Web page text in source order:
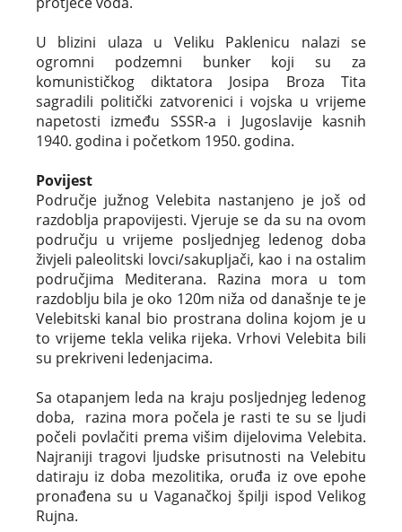
U blizini ulaza u Veliku Paklenicu nalazi se
ogromni podzemni bunker koji su za
komunističkog diktatora Josipa Broza Tita
sagradili politički zatvorenici i vojska u vrijeme
napetosti između SSSR-a i Jugoslavije kasnih
1940. godina i početkom 1950. godina.
Povijest
Područje južnog Velebita nastanjeno je još od
razdoblja prapovijesti. Vjeruje se da su na ovom
području u vrijeme posljednjeg ledenog doba
živjeli paleolitski lovci/sakupljači, kao i na ostalim
područjima Mediterana. Razina mora u tom
razdoblju bila je oko 120m niža od današnje te je
Velebitski kanal bio prostrana dolina kojom je u
to vrijeme tekla velika rijeka. Vrhovi Velebita bili
su prekriveni ledenjacima.
Sa otapanjem leda na kraju posljednjeg ledenog
doba, razina mora počela je rasti te su se ljudi
počeli povlačiti prema višim dijelovima Velebita.
Najraniji tragovi ljudske prisutnosti na Velebitu
datiraju iz doba mezolitika, oruđa iz ove epohe
pronađena su u Vaganačkoj špilji ispod Velikog
Rujna.